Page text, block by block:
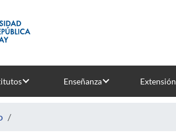
Enseñanza Extensión